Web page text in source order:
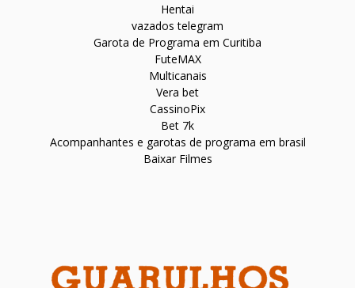
Hentai
vazados telegram
Garota de Programa em Curitiba
FuteMAX
Multicanais
Vera bet
CassinoPix
Bet 7k
Acompanhantes e garotas de programa em brasil
Baixar Filmes